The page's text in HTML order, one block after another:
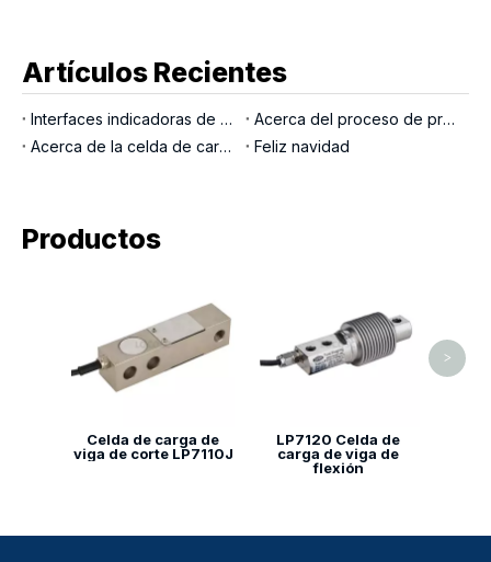
Artículos Recientes
Interfaces indicadoras de pesaje
Acerca del proceso de producción LOCOSC para básculas, células de carga e indicadores
Acerca de la celda de carga del pasador de carga
Feliz navidad
Productos
Celda de carga de
viga de corte LP7110J
LP7120 Celda de
carga de viga de
flexión
>